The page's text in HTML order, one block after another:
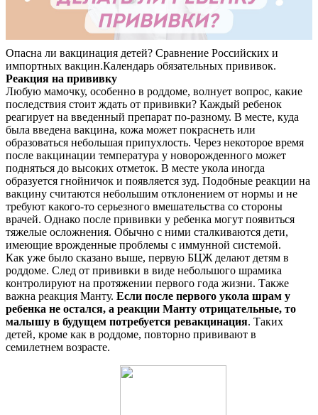
Опасна ли вакцинация детей? Сравнение Российских и
импортных вакцин.Календарь обязательных прививок.
Реакция на прививку
Любую мамочку, особенно в роддоме, волнует вопрос, какие
последствия стоит ждать от прививки? Каждый ребенок
реагирует на введенный препарат по-разному. В месте, куда
была введена вакцина, кожа может покраснеть или
образоваться небольшая припухлость. Через некоторое время
после вакцинации температура у новорожденного может
подняться до высоких отметок. В месте укола иногда
образуется гнойничок и появляется зуд. Подобные реакции на
вакцину считаются небольшим отклонением от нормы и не
требуют какого-то серьезного вмешательства со стороны
врачей. Однако после прививки у ребенка могут появиться
тяжелые осложнения. Обычно с ними сталкиваются дети,
имеющие врожденные проблемы с иммунной системой.
Как уже было сказано выше, первую БЦЖ делают детям в
роддоме. След от прививки в виде небольшого шрамика
контролируют на протяжении первого года жизни. Также
важна реакция Манту. Если после первого укола шрам у
ребенка не остался, а реакции Манту отрицательные, то
малышу в будущем потребуется ревакцинация. Таких
детей, кроме как в роддоме, повторно прививают в
семилетнем возрасте.